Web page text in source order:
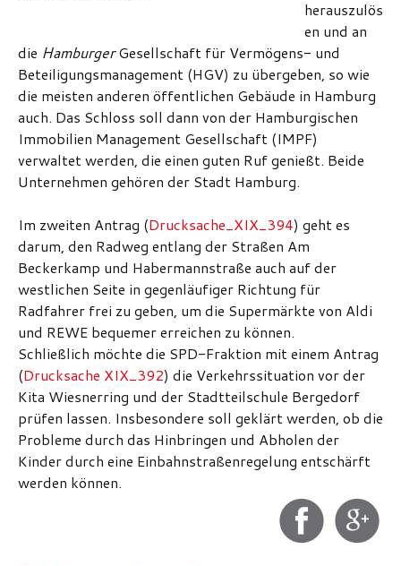
herauszulös
en und an
die HamburgerGesellschaft für Vermögens- und
Beteiligungsmanagement (HGV) zu übergeben, so wie
die meisten anderen öffentlichen Gebäude in Hamburg
auch. Das Schloss soll dann von der Hamburgischen
Immobilien Management Gesellschaft (IMPF)
verwaltet werden, die einen guten Ruf genießt. Beide
Unternehmen gehören der Stadt Hamburg.
Im zweiten Antrag (Drucksache_XIX_394) geht es
darum, den Radweg entlang der Straßen Am
Beckerkamp und Habermannstraße auch auf der
westlichen Seite in gegenläufiger Richtung für
Radfahrer frei zu geben, um die Supermärkte von Aldi
und REWE bequemer erreichen zu können.
Schließlich möchte die SPD-Fraktion mit einem Antrag
(Drucksache XIX_392) die Verkehrssituation vor der
Kita Wiesnerring und der Stadtteilschule Bergedorf
prüfen lassen. Insbesondere soll geklärt werden, ob die
Probleme durch das Hinbringen und Abholen der
Kinder durch eine Einbahnstraßenregelung entschärft
werden können.